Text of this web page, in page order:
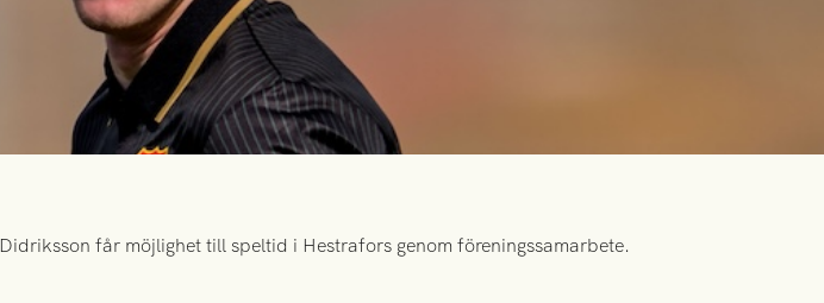
får möjlighet till speltid i Hestrafors genom föreningssamarbete.